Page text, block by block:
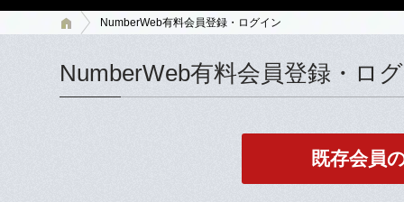
NumberWeb有料会員登録・ログイン
NumberWeb有料会員登録・ロ
既存会員